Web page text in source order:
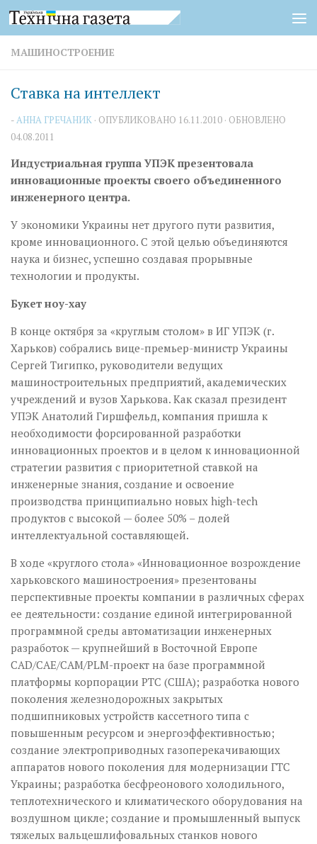
Перейти к содержимому
МАШИНОСТРОЕНИЕ
Ставка на интеллект
-АННА ГРЕЧАНИК · ОПУБЛИКОВАНО 16.11.2010 · ОБНОВЛЕНО
04.08.2011
Индустриальная группа УПЭК презентовала
инновационные проекты своего объединенного
инженерного центра.
У экономики Украины нет другого пути развития,
кроме инновационного. С этой целью объединяются
наука и бизнес, успешно создавая прорывные
технологии и продукты.
Букет ноу-хау
В конце октября за «круглым столом» в ИГ УПЭК (г.
Харьков) собрались вице-премьер-министр Украины
Сергей Тигипко, руководители ведущих
машиностроительных предприятий, академических
учреждений и вузов Харькова. Как сказал президент
УПЭК Анатолий Гиршфельд, компания пришла к
необходимости форсированной разработки
инновационных проектов и в целом к инновационной
стратегии развития с приоритетной ставкой на
инженерные знания, создание и освоение
производства принципиально новых high-tech
продуктов с высокой — более 50% – долей
интеллектуальной составляющей.
В ходе «круглого стола» «Инновационное возрождение
харьковского машиностроения» презентованы
перспективные проекты компании в различных сферах
ее деятельности: создание единой интегрированной
программной среды автоматизации инженерных
разработок — крупнейший в Восточной Европе
CAD/CAE/CAM/PLM-проект на базе программной
платформы корпорации РТС (США); разработка нового
поколения железнодорожных закрытых
подшипниковых устройств кассетного типа с
повышенным ресурсом и энергоэффективностью;
создание электроприводных газоперекачивающих
аппаратов нового поколения для модернизации ГТС
Украины; разработка бесфреонового холодильного,
теплотехнического и климатического оборудования на
воздушном цикле; создание и промышленный выпуск
тяжелых вальцешлифовальных станков нового